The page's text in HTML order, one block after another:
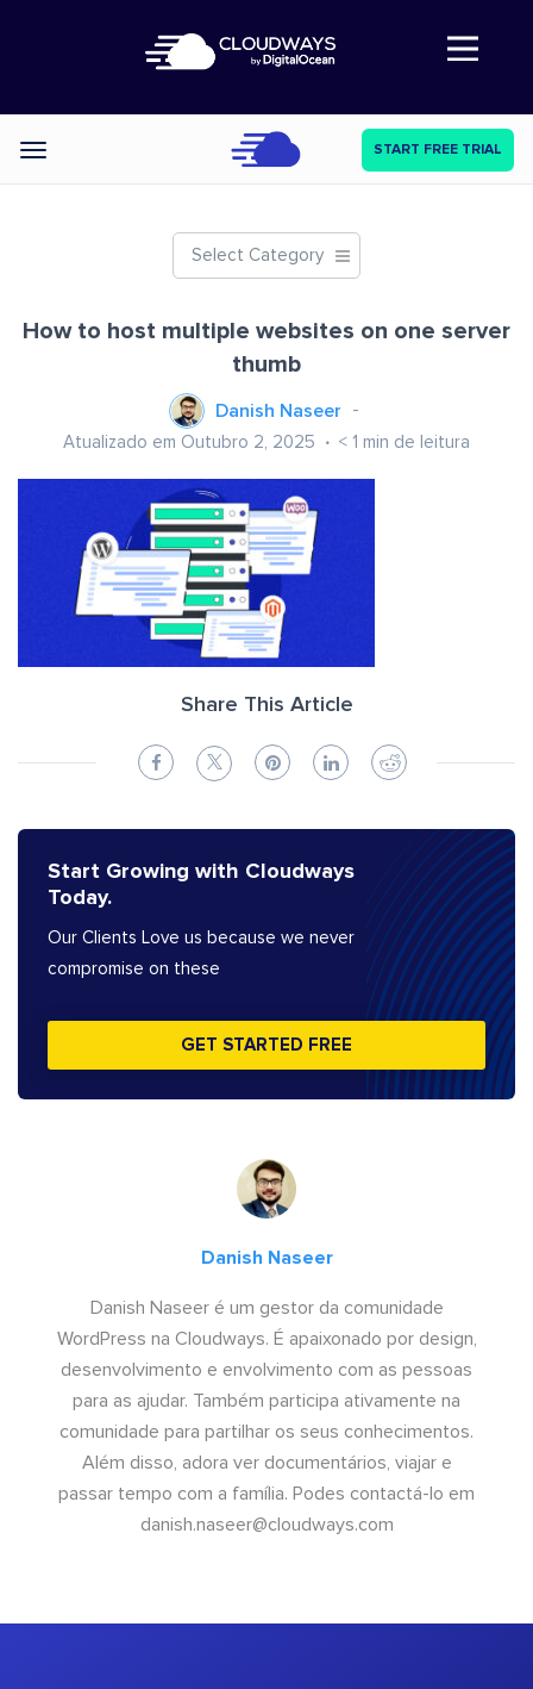
Abre a navegação
Categories START FREE TRIAL
Select Category
How to host multiple websites on one server
thumb
Danish Naseer
Atualizado em Outubro 2, 2025 < 1 min de leitura
Share This Article
Start Growing with Cloudways
Today.
Our Clients Love us because we never
compromise on these
GET STARTED FREE
Danish Naseer
Danish Naseer é um gestor da comunidade
WordPress na Cloudways. É apaixonado por design,
desenvolvimento e envolvimento com as pessoas
para as ajudar. Também participa ativamente na
comunidade para partilhar os seus conhecimentos.
Além disso, adora ver documentários, viajar e
passar tempo com a família. Podes contactá-lo em
danish.naseer@cloudways.com